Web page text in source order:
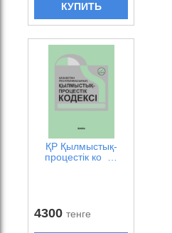
КУПИТЬ
ҚР Қылмыстық-
процестік ко …
4300тенге